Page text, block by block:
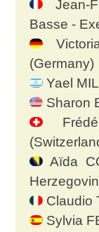
Jean-
Basse -
(Germany)
Yael
Sharon
Aïda
Claudio
Sylvia